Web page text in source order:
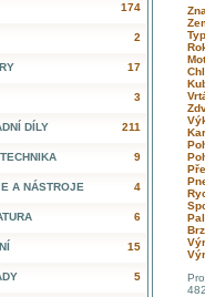
Typ
174
2
17
3
211
DÍLY
9
4
A NÁSTROJE
6
15
5